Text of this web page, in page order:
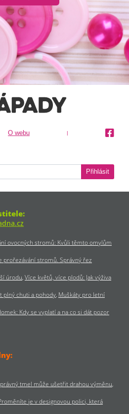
O webu |
Přihlásit
ovocných stromů: Kvůli těmto omylům
prořezávání stromů. Správný řez
úrodu Více květů, více plodů: Jak výživa
plný chuti a pohody Muškáty pro letní
Kdy se vyplatí a na co si dát pozor
tmel může ušetřit drahou výměnu
je v designovou polici, která